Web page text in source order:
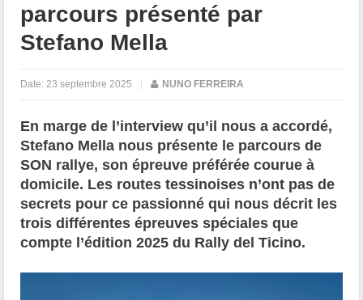
parcours présenté par
Stefano Mella
Date: 23 septembre 2025 | NUNO FERREIRA
En marge de l’interview qu’il nous a accordé,
Stefano Mella nous présente le parcours de
SON rallye, son épreuve préférée courue à
domicile. Les routes tessinoises n’ont pas de
secrets pour ce passionné qui nous décrit les
trois différentes épreuves spéciales que
compte l’édition 2025 du Rally del Ticino.